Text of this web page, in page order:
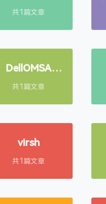
共1篇文章
DellOMSA
centos7
共1篇文章
virsh
共1篇文章